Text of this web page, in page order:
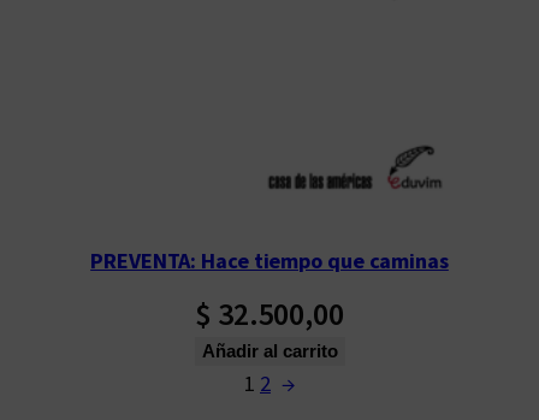
PREVENTA: Hace tiempo que caminas
$ 32.500,00
Añadir al carrito
1 2 →